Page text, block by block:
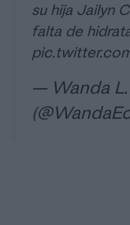
su hija Jailyn
falta de
— Wanda L.